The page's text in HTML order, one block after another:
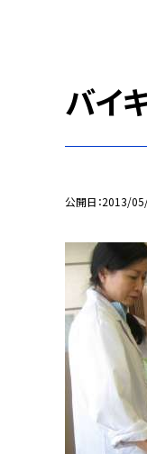
バイ
公開日 2013/